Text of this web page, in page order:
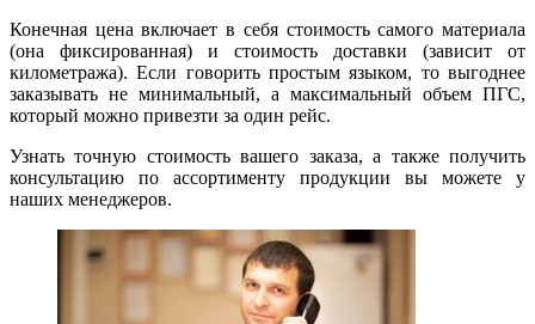
Конечная цена включает в себя стоимость самого материала
(она фиксированная) и стоимость доставки (зависит от
километража). Если говорить простым языком, то выгоднее
заказывать не минимальный, а максимальный объем ПГС,
который можно привезти за один рейс.
Узнать точную стоимость вашего заказа, а также получить
консультацию по ассортименту продукции вы можете у
наших менеджеров.